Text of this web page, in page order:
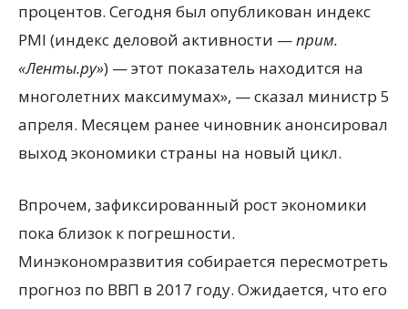
процентов. Сегодня был опубликован индекс
PMI (индекс деловой активности —прим.
«Ленты.ру») — этот показатель находится на
многолетних максимумах», — сказал министр 5
апреля. Месяцем ранее чиновник анонсировал
выход экономики страны на новый цикл.
Впрочем, зафиксированный рост экономики
пока близок к погрешности.
Минэкономразвития собирается пересмотреть
прогноз по ВВП в 2017 году. Ожидается, что его